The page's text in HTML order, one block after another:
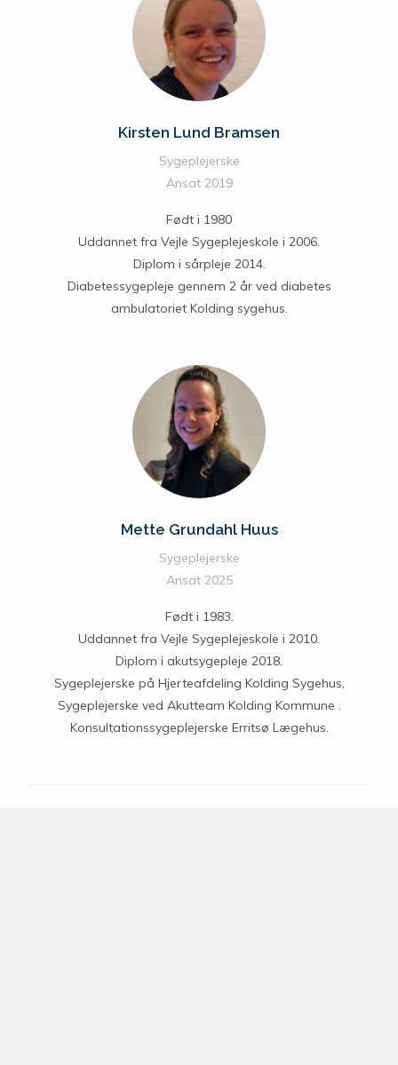
Kirsten Lund Bramsen
Sygeplejerske
Ansat 2019
Født i 1980
Uddannet fra Vejle Sygeplejeskole i 2006.
Diplom i sårpleje 2014.
Diabetessygepleje gennem 2 år ved diabetes
ambulatoriet Kolding sygehus.
Mette Grundahl Huus
Sygeplejerske
Ansat 2025
Født i 1983.
Uddannet fra Vejle Sygeplejeskole i 2010.
Diplom i akutsygepleje 2018.
Sygeplejerske på Hjerteafdeling Kolding Sygehus,
Sygeplejerske ved Akutteam Kolding Kommune .
Konsultationssygeplejerske Erritsø Lægehus.